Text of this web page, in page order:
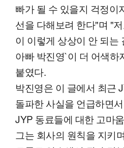
빠가 될 수 있을지 걱정이
선을 다해보려 한다"며 "
이 이렇게 상상이 안 되는
아빠 박진영`이 더 어색하
붙였다.
박진영은 이 글에서 최근
돌파한 사실을 언급하면
JYP 동료들에 대한 고마
그는 회사의 원칙을 지키